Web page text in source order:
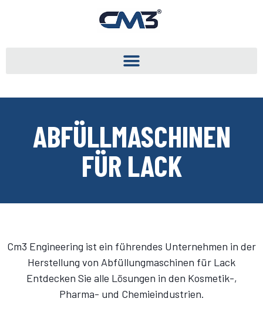
ABFÜLLMASCHINEN
FÜR LACK
Cm3 Engineering ist ein führendes Unternehmen in der
Herstellung von Abfüllungmaschinen für Lack
Entdecken Sie alle Lösungen in den Kosmetik-,
Pharma- und Chemieindustrien.